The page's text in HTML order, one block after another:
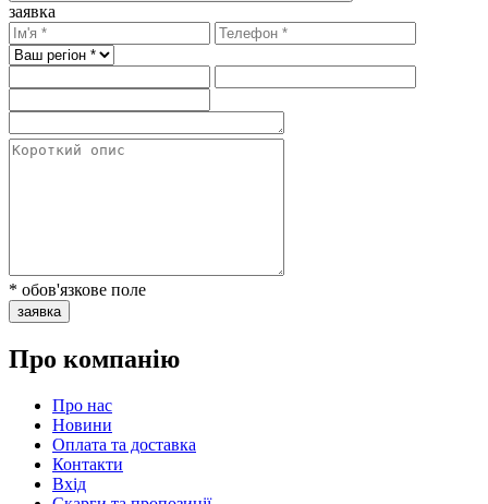
заявка
* обов'язкове поле
заявка
Про компанію
Про нас
Новини
Оплата та доставка
Контакти
Вхiд